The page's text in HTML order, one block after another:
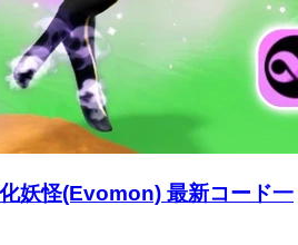
化妖怪(Evomon) 最新コード一